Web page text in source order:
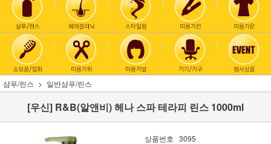
샴푸/린스 일반샴푸/린스
[우신] R&B(알앤비) 헤나 스파 테라피 린스 1000ml
상품번호 3095